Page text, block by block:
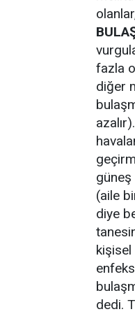
fazla
diğer
güneş
(aile
diye
kişisel
dedi.